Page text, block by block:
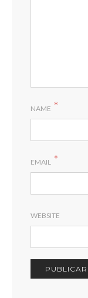
NAME *
EMAIL *
WEBSITE